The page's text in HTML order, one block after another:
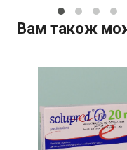
Вам також